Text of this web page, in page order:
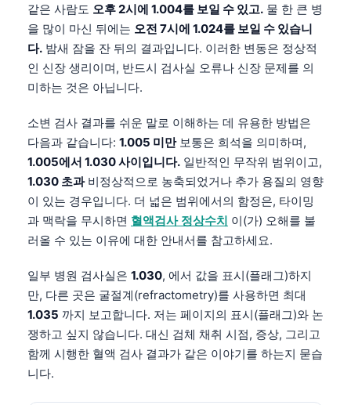
같은 사람도 오후 2시에 1.004를 보일 수 있고. 물 한 큰 병
을 많이 마신 뒤에는 오전 7시에 1.024를 보일 수 있습니
다. 밤새 잠을 잔 뒤의 결과입니다. 이러한 변동은 정상적
인 신장 생리이며, 반드시 검사실 오류나 신장 문제를 의
미하는 것은 아닙니다.
소변 검사 결과를 쉬운 말로 이해하는 데 유용한 방법은
다음과 같습니다: 1.005 미만보통은 희석을 의미하며,
1.005에서 1.030 사이입니다. 일반적인 무작위 범위이고,
1.030 초과비정상적으로 농축되었거나 추가 용질의 영향
이 있는 경우입니다. 더 넓은 범위에서의 함정은, 타이밍
과 맥락을 무시하면 혈액검사 정상수치 이(가) 오해를 불
러올 수 있는 이유에 대한 안내서를 참고하세요.
일부 병원 검사실은 1.030, 에서 값을 표시(플래그)하지
만, 다른 곳은 굴절계(refractometry)를 사용하면 최대
1.035 까지 보고합니다. 저는 페이지의 표시(플래그)와 논
쟁하고 싶지 않습니다. 대신 검체 채취 시점, 증상, 그리고
함께 시행한 혈액 검사 결과가 같은 이야기를 하는지 묻습
니다.